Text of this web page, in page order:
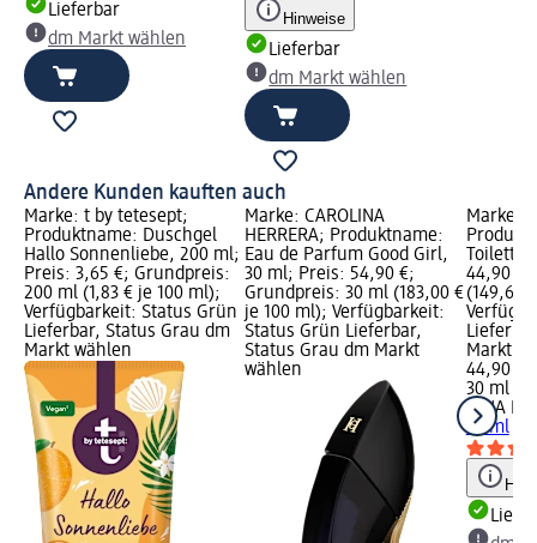
Lieferbar
dm Markt wählen
Hinweise
Lieferbar
dm Markt wählen
Andere Kunden kauften auch
Marke: t by tetesept;
Produktname: Duschgel
Hallo Sonnenliebe, 200 ml;
Preis: 3,65 €; Grundpreis:
200 ml (1,83 € je 100 ml);
Verfügbarkeit: Status Grün
Lieferbar, Status Grau dm
Markt wählen
Marke: CAROLINA
HERRERA; Produktname:
Eau de Parfum Good Girl,
30 ml; Preis: 54,90 €;
Grundpreis: 30 ml (183,00 €
je 100 ml); Verfügbarkeit:
Status Grün Lieferbar,
Status Grau dm Markt
wählen
Marke:
44,90 €;
(149,67
Markt
44,90 €
30 ml
NINA
30 ml